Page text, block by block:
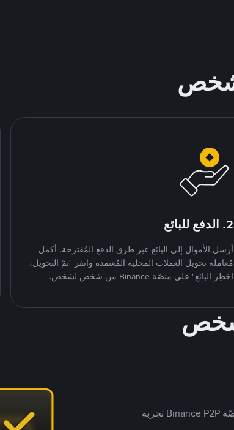
2. الدفع للبائع
أرسل الأموال إلى البائع عبر طرق الدفع المُقترحة. أكمل
مُعاملة تحويل العملات المحلية المُعتمدة وانقر "تمّ التحويل،
اخطِر البائع" على منصّة Binance من شخص لشخص.
بينما تستهدف العديد من منصّات تداول P2P أسواقًا مُحددة، تُقدّم منصّة Binance P2P تجربة